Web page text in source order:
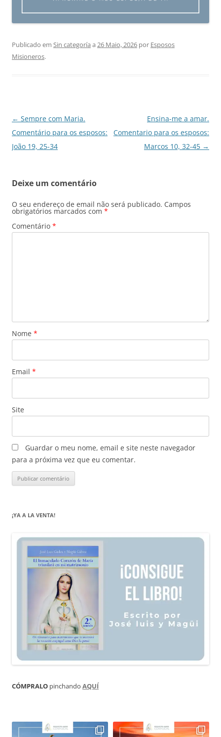
Publicado em Sin categoría a 26 Maio, 2026 por Esposos
Misioneros.
Navegação
de
artigos
← Sempre com Maria.
Comentário para os esposos:
João 19, 25-34
Ensina-me a amar.
Comentario para os esposos:
Marcos 10, 32-45 →
Deixe um comentário
O seu endereço de email não será publicado. Campos
obrigatórios marcados com *
Comentário *
Nome *
Email *
Site
Guardar o meu nome, email e site neste navegador
para a próxima vez que eu comentar.
¡YA A LA VENTA!
CÓMPRALO pinchando AQUÍ